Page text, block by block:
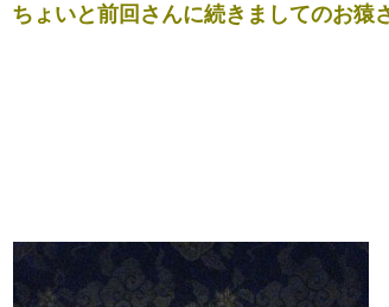
ちょいと前回さんに続きましてのお猿